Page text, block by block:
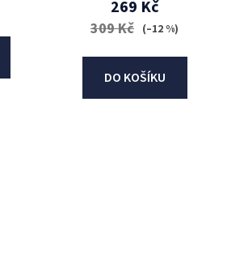
269 Kč
309 Kč (–12 %)
DO KOŠÍKU